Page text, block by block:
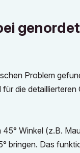
Problem
die detaillierteren
Winkel (z.B.
bringen. Das